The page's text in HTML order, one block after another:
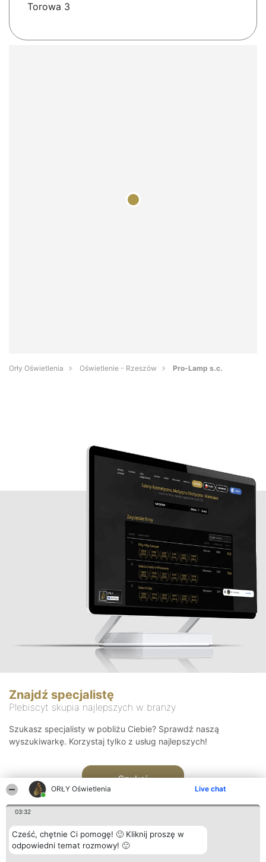
ORŁY Oświetlenia Live chat
03:32
Cześć, chętnie Ci pomogę! 🙂 Kliknij proszę w
odpowiedni temat rozmowy! 🙂
Torowa 3
Orły Oświetlenia Oświetlenie - Rzeszów Pro-Lamp s.c.
Znajdź specjalistę
Plebiscyt skupia najlepszych w branży
Szukasz specjalisty w pobliżu Ciebie? Sprawdź naszą
wyszukiwarkę. Korzystaj tylko z usług najlepszych!
Szukaj